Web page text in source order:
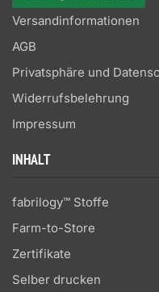
Versandinformationen
AGB
Privatsphäre und
Widerrufsbelehrung
Impressum
INHALT
fabrilogy™ Stoffe
Farm-to-Store
Zertifikate
Selber drucken